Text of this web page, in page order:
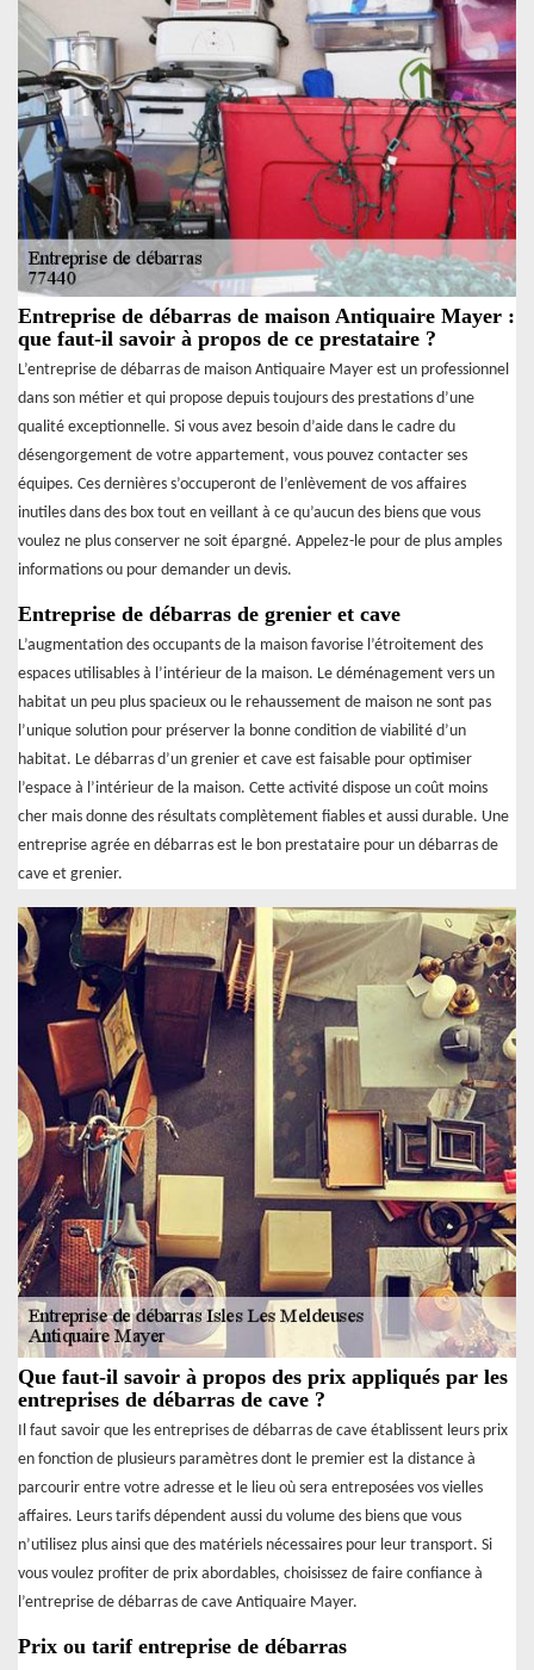
Entreprise de débarras de maison Antiquaire Mayer :
que faut-il savoir à propos de ce prestataire ?
L’entreprise de débarras de maison Antiquaire Mayer est un professionnel
dans son métier et qui propose depuis toujours des prestations d’une
qualité exceptionnelle. Si vous avez besoin d’aide dans le cadre du
désengorgement de votre appartement, vous pouvez contacter ses
équipes. Ces dernières s’occuperont de l’enlèvement de vos affaires
inutiles dans des box tout en veillant à ce qu’aucun des biens que vous
voulez ne plus conserver ne soit épargné. Appelez-le pour de plus amples
informations ou pour demander un devis.
Entreprise de débarras de grenier et cave
L’augmentation des occupants de la maison favorise l’étroitement des
espaces utilisables à l’intérieur de la maison. Le déménagement vers un
habitat un peu plus spacieux ou le rehaussement de maison ne sont pas
l’unique solution pour préserver la bonne condition de viabilité d’un
habitat. Le débarras d’un grenier et cave est faisable pour optimiser
l’espace à l’intérieur de la maison. Cette activité dispose un coût moins
cher mais donne des résultats complètement fiables et aussi durable. Une
entreprise agrée en débarras est le bon prestataire pour un débarras de
cave et grenier.
Que faut-il savoir à propos des prix appliqués par les
entreprises de débarras de cave ?
Il faut savoir que les entreprises de débarras de cave établissent leurs prix
en fonction de plusieurs paramètres dont le premier est la distance à
parcourir entre votre adresse et le lieu où sera entreposées vos vielles
affaires. Leurs tarifs dépendent aussi du volume des biens que vous
n’utilisez plus ainsi que des matériels nécessaires pour leur transport. Si
vous voulez profiter de prix abordables, choisissez de faire confiance à
l’entreprise de débarras de cave Antiquaire Mayer.
Prix ou tarif entreprise de débarras